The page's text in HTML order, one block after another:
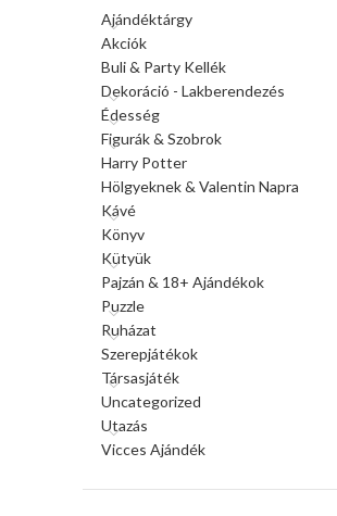
Ajándéktárgy
Akciók
Buli & Party Kellék
Dekoráció - Lakberendezés
Édesség
Figurák & Szobrok
Harry Potter
Hölgyeknek & Valentin Napra
Kávé
Könyv
Kütyük
Pajzán & 18+ Ajándékok
Puzzle
Ruházat
Szerepjátékok
Társasjáték
Uncategorized
Utazás
Vicces Ajándék